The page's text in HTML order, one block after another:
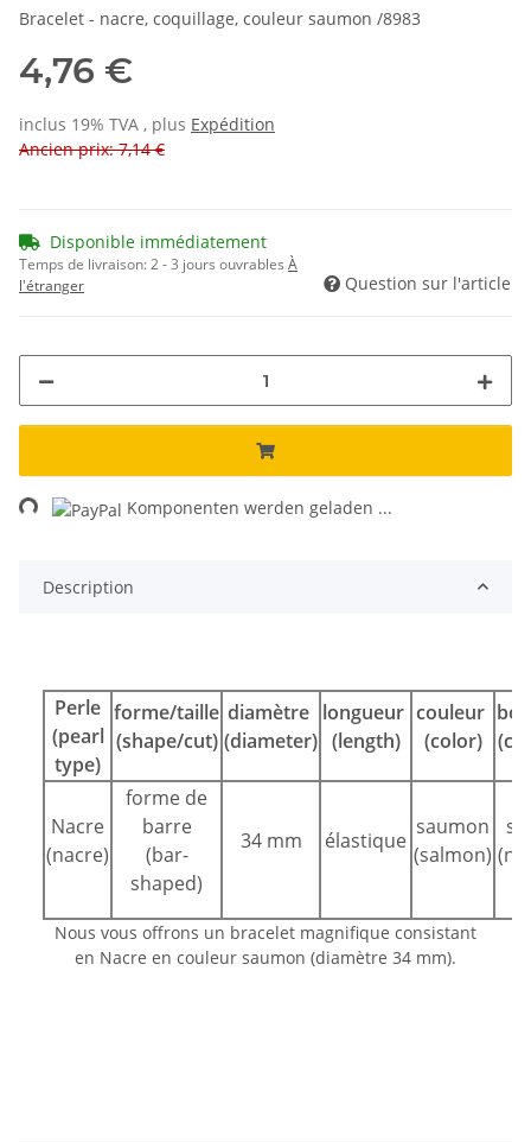
Bracelet - nacre, coquillage, couleur saumon /8983
4,76 €
inclus 19% TVA , plus Expédition
Ancien prix: 7,14 €
Disponible immédiatement
Temps de livraison:2 - 3 jours ouvrables À
l'étranger
Question sur l'article
Komponenten werden geladen ...
Description
Perle
(pearl
type)
forme/taille
(shape/cut)
diamètre
(diameter)
longueur
(length)
couleur
(color)
Nacre
(nacre)
forme de
barre
(bar-
shaped)
34 mm élastique
saumon
(salmon)
Nous vous offrons un bracelet magnifique consistant
en Nacre en couleur saumon (diamètre 34 mm).